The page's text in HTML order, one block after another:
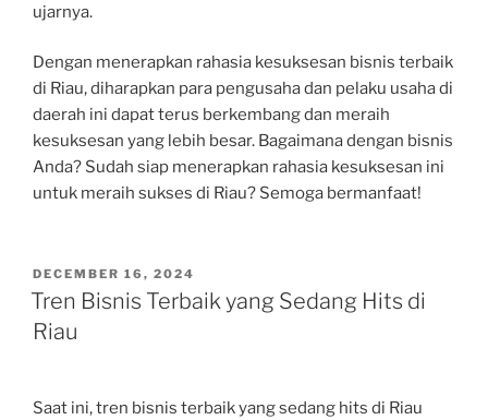
ujarnya.
Dengan menerapkan rahasia kesuksesan bisnis terbaik
di Riau, diharapkan para pengusaha dan pelaku usaha di
daerah ini dapat terus berkembang dan meraih
kesuksesan yang lebih besar. Bagaimana dengan bisnis
Anda? Sudah siap menerapkan rahasia kesuksesan ini
untuk meraih sukses di Riau? Semoga bermanfaat!
POSTED
ON
DECEMBER 16, 2024
Tren Bisnis Terbaik yang Sedang Hits di
Riau
Saat ini, tren bisnis terbaik yang sedang hits di Riau